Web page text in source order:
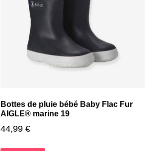
Bottes de pluie bébé Baby Flac Fur
AIGLE® marine 19
44,99 €